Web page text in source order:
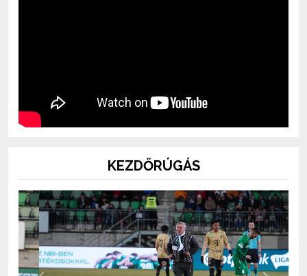
KEZDŐRÚGÁS
Previous Next